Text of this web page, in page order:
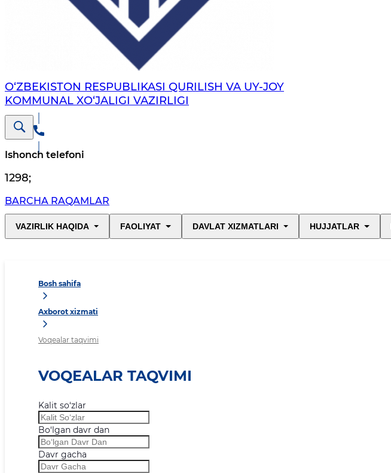
O‘ZBEKISTON RESPUBLIKASI QURILISH VA UY-JOY
KOMMUNAL XO‘JALIGI VAZIRLIGI
Ishonch telefoni
1298;
BARCHA RAQAMLAR
VAZIRLIK HAQIDA FAOLIYAT DAVLAT XIZMATLARI HUJJATLAR
Bosh sahifa
Axborot xizmati
Voqealar taqvimi
VOQEALAR TAQVIMI
Kalit so‘zlar
Bo‘lgan davr dan
Davr gacha